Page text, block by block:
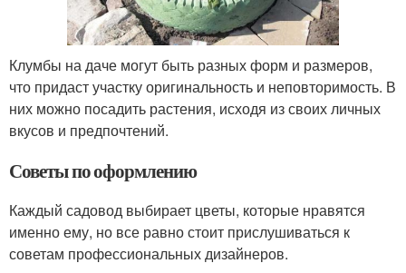
Клумбы на даче могут быть разных форм и размеров,
что придаст участку оригинальность и неповторимость. В
них можно посадить растения, исходя из своих личных
вкусов и предпочтений.
Советы по оформлению
Каждый садовод выбирает цветы, которые нравятся
именно ему, но все равно стоит прислушиваться к
советам профессиональных дизайнеров.